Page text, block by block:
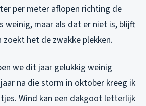
per meter aflopen richting de
weinig, maar als dat er niet is, blijft
het de zwakke plekken.
we dit jaar gelukkig weinig
na die storm in oktober kreeg ik
Wind kan een dakgoot letterlijk